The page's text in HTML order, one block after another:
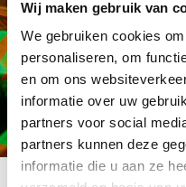
Wij maken gebruik van
We gebruiken cookies
personaliseren, om
en om ons
informatie over uw
partners voor social
partners kunnen deze
informatie die u aan ze
Wel